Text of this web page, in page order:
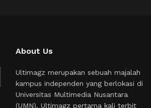
About Us
Ultimagz merupakan sebuah majalah
kampus independen yang berlokasi di
Universitas Multimedia Nusantara
(UMN). Ultimagz pertama kali terbit